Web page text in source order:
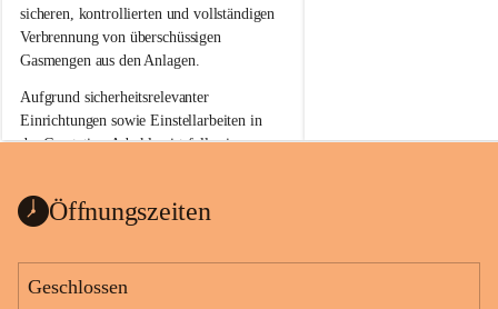
sicheren, kontrollierten und vollständigen
Verbrennung von überschüssigen
Gasmengen aus den Anlagen.
Aufgrund sicherheitsrelevanter
Einrichtungen sowie Einstellarbeiten in
der Gasstation Aderklaa ist fallweise
kommenden Tagen und Wochen wird
sein.
Die OMV Austria ist bemüht, für die
Öffnungszeiten
Geschlossen